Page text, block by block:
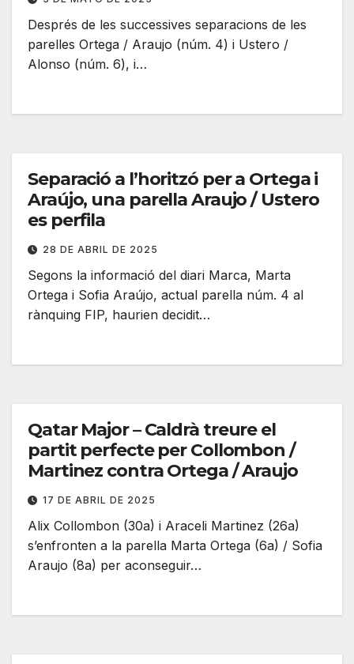
Després de les successives separacions de les
parelles Ortega / Araujo (núm. 4) i Ustero /
Alonso (núm. 6), i…
Separació a l’horitzó per a Ortega i
Araújo, una parella Araujo / Ustero
es perfila
28 DE ABRIL DE 2025
Segons la informació del diari Marca, Marta
Ortega i Sofia Araújo, actual parella núm. 4 al
rànquing FIP, haurien decidit…
Qatar Major – Caldrà treure el
partit perfecte per Collombon /
Martinez contra Ortega / Araujo
17 DE ABRIL DE 2025
Alix Collombon (30a) i Araceli Martinez (26a)
s’enfronten a la parella Marta Ortega (6a) / Sofia
Araujo (8a) per aconseguir…